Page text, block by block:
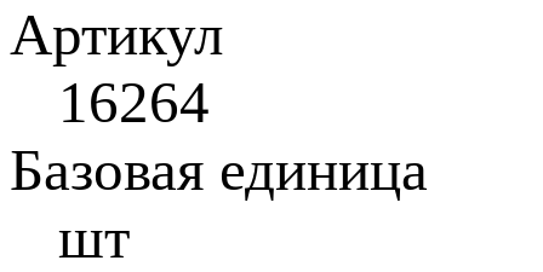
Артикул
16264
Базовая единица
шт